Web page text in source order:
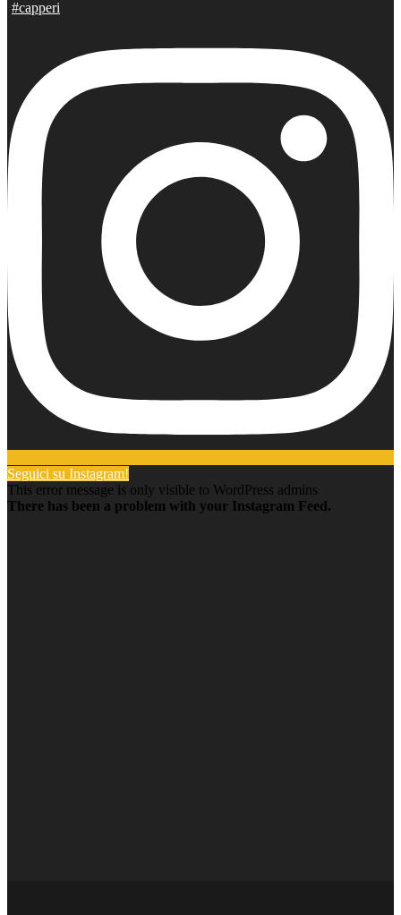
Seguici su Instagram!
This error message is only visible to WordPress admins
There has been a problem with your Instagram Feed.